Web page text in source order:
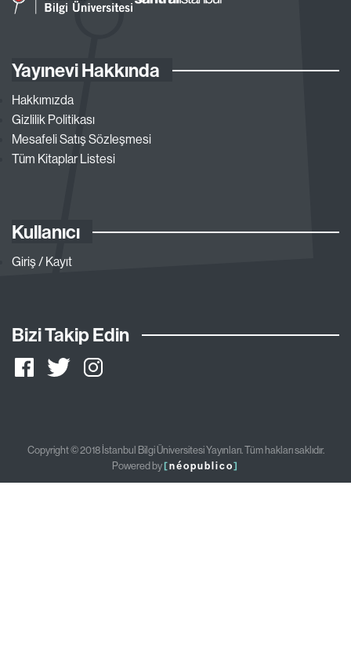
Yayınevi Hakkında
Hakkımızda
Gizlilik Politikası
Mesafeli Satış Sözleşmesi
Tüm Kitaplar Listesi
Kullanıcı
Giriş / Kayıt
Bizi Takip Edin
Copyright © 2018 İstanbul Bilgi Üniversitesi Yayınları. Tüm hakları saklıdır.
Powered by[néopublico]